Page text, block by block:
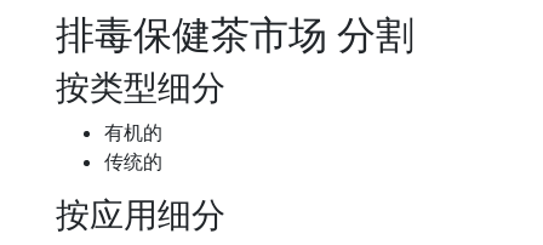
排毒保健茶市场 分割
按类型细分
有机的
传统的
按应用细分